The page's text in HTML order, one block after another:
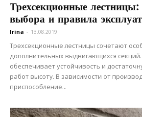
Трехсекционные лестницы:
выбора и правила
Irina - 13.08.2019
Трехсекционные лестницы сочетают
дополнительных выдвигающихся секций.
обеспечивает устойчивость и
работ высоту. В зависимости от
приспособление...